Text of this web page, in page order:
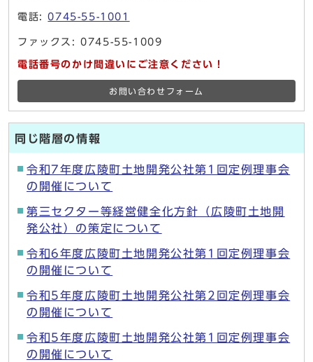
電話:0745-55-1001
ファックス: 0745-55-1009
電話番号のかけ間違いにご注意ください！
お問い合わせフォーム
同じ階層の情報
令和7年度広陵町土地開発公社第1回定例理事会
の開催について
第三セクター等経営健全化方針（広陵町土地開
発公社）の策定について
令和6年度広陵町土地開発公社第1回定例理事会
の開催について
令和5年度広陵町土地開発公社第2回定例理事会
の開催について
令和5年度広陵町土地開発公社第1回定例理事会
の開催について